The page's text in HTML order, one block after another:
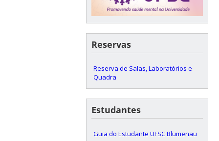
Reservas
Reserva de Salas, Laboratórios e
Quadra
Estudantes
Guia do Estudante UFSC Blumenau